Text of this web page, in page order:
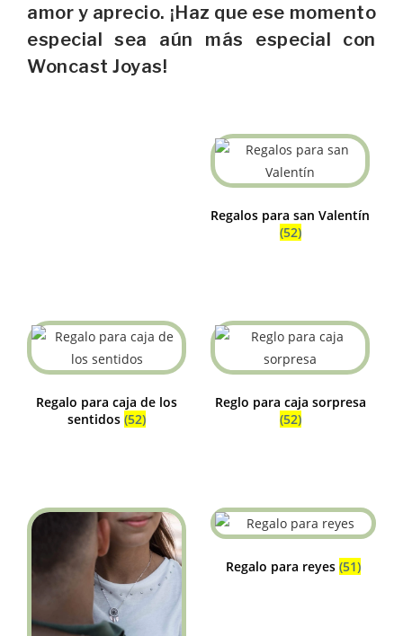
amor y aprecio. ¡Haz que ese momento
especial sea aún más especial con
Woncast Joyas!
Regalos para san Valentín
(52)
Regalo para caja de los
sentidos (52)
Reglo para caja sorpresa
(52)
Regalo para reyes (51)